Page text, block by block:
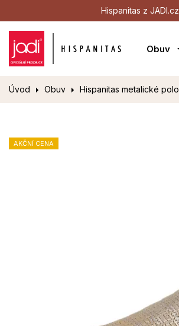
Hispanitas z
Obuv
Úvod Obuv Hispanitas metalické
AKČNÍ CENA